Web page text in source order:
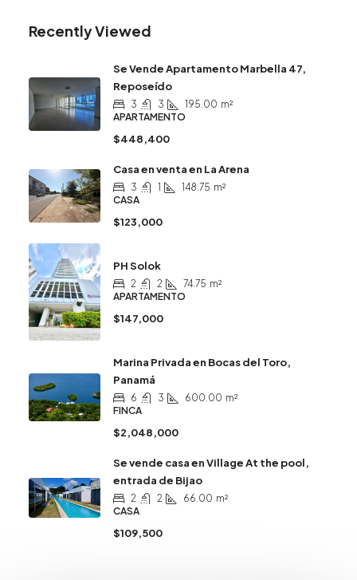
Recently Viewed
Se Vende Apartamento Marbella 47,
Reposeído
3 3 195.00 m²
APARTAMENTO
$448,400
Casa en venta en La Arena
3 1 148.75 m²
CASA
$123,000
PH Solok
2 2 74.75 m²
APARTAMENTO
$147,000
Marina Privada en Bocas del Toro,
Panamá
6 3 600.00 m²
FINCA
$2,048,000
Se vende casa en Village At the pool,
entrada de Bijao
2 2 66.00 m²
CASA
$109,500